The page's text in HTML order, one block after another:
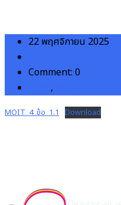
22 พฤศจิกายน 2025
Comment: 0
,
MOIT_4_ข้อ_1.1 Download